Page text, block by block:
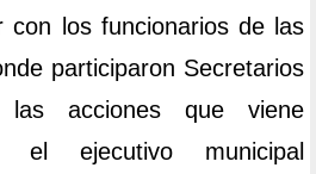
con los funcionarios de las
participaron Secretarios
las acciones que viene
el ejecutivo municipal